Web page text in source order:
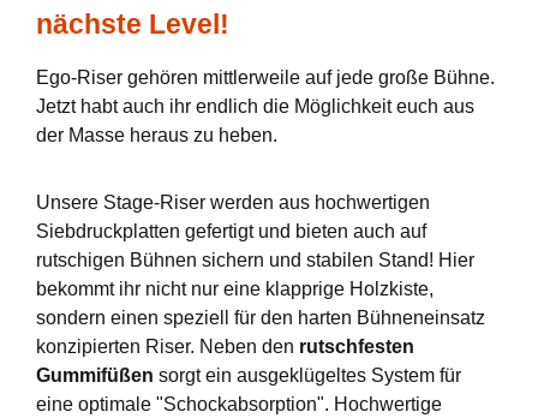
nächste Level!
Ego-Riser gehören mittlerweile auf jede große Bühne.
Jetzt habt auch ihr endlich die Möglichkeit euch aus
der Masse heraus zu heben.
Unsere Stage-Riser werden aus hochwertigen
Siebdruckplatten gefertigt und bieten auch auf
rutschigen Bühnen sichern und stabilen Stand! Hier
bekommt ihr nicht nur eine klapprige Holzkiste,
sondern einen speziell für den harten Bühneneinsatz
konzipierten Riser. Neben den rutschfesten
Gummifüßen sorgt ein ausgeklügeltes System für
eine optimale "Schockabsorption". Hochwertige